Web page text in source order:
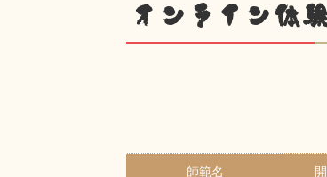
オンライン体
師範名